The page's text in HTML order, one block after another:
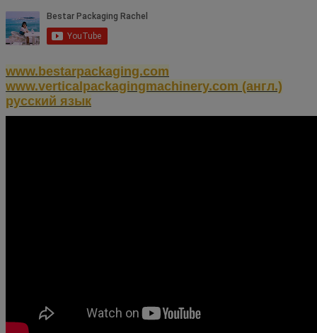
www.bestarpackaging.com
www.verticalpackagingmachinery.com (англ.)
русский язык